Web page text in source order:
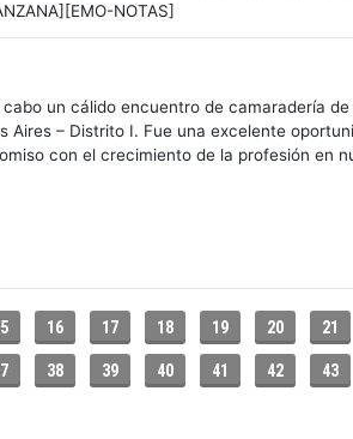
NOTAS]
un cálido encuentro de camaradería de
Aires – Distrito I. Fue una excelente
con el crecimiento de la profesión en
16 17 18 19 20 21
38 39 40 41 42 43